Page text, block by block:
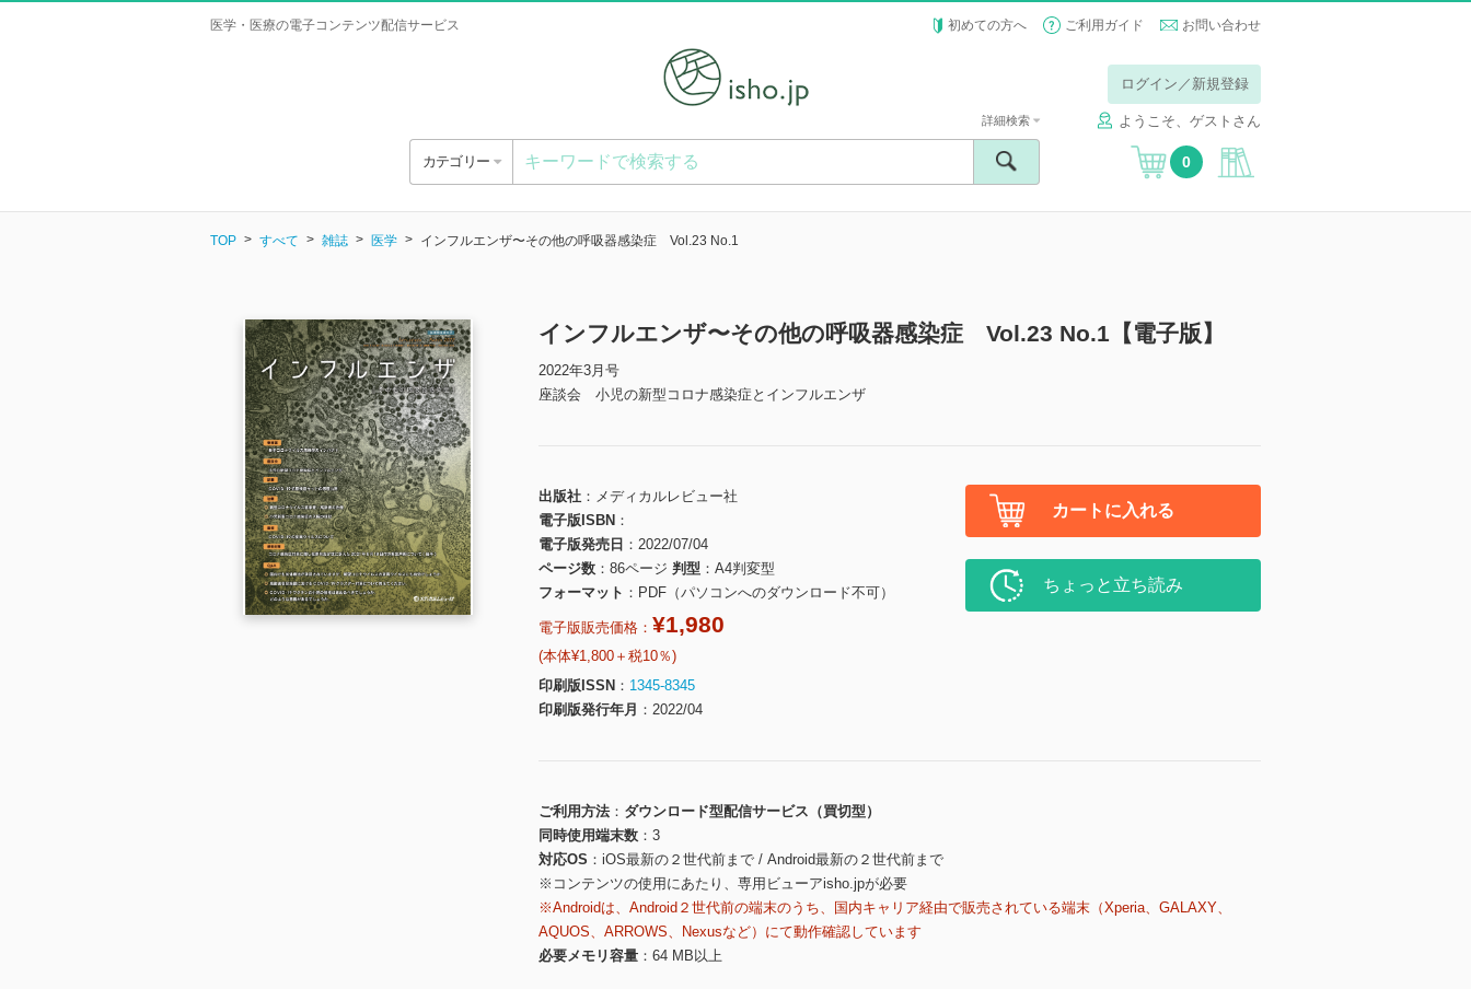
医学・医療の電子コンテンツ配信サービス 初めての方へ ご利用ガイド お問い合わせ
ログイン／新規登録
ようこそ、ゲストさん
カテゴリー
詳細検索
0
TOP すべて 雑誌 医学 インフルエンザ〜その他の呼吸器感染症 Vol.23 No.1
インフルエンザ〜その他の呼吸器感染症 Vol.23 No.1【電子版】
2022年3月号
座談会 小児の新型コロナ感染症とインフルエンザ
出版社
メディカルレビュー社
電子版ISBN
電子版発売日
2022/07/04
ページ数
86ページ 判型
A4判変型
フォーマット
PDF（パソコンへのダウンロード不可）
電子版販売価格： ¥1,980
(本体¥1,800＋税10％)
印刷版ISSN
1345-8345
印刷版発行年月
2022/04
カートに入れる
ちょっと立ち読み
ご利用方法
ダウンロード型配信サービス（買切型）
同時使用端末数
3
対応OS
iOS最新の２世代前まで / Android最新の２世代前まで
※コンテンツの使用にあたり、専用ビューアisho.jpが必要
※Androidは、Android２世代前の端末のうち、国内キャリア経由で販売されている端末（Xperia、GALAXY、
AQUOS、ARROWS、Nexusなど）にて動作確認しています
必要メモリ容量
64 MB以上